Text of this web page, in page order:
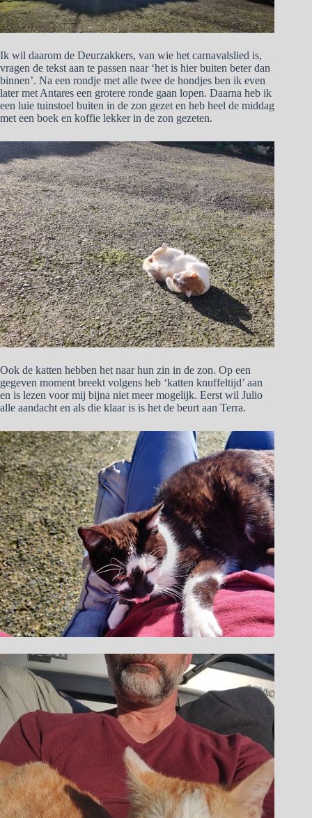
Ik wil daarom de Deurzakkers, van wie het carnavalslied is,
vragen de tekst aan te passen naar ‘het is hier buiten beter dan
binnen’. Na een rondje met alle twee de hondjes ben ik even
later met Antares een grotere ronde gaan lopen. Daarna heb ik
een luie tuinstoel buiten in de zon gezet en heb heel de middag
met een boek en koffie lekker in de zon gezeten.
Ook de katten hebben het naar hun zin in de zon. Op een
gegeven moment breekt volgens heb ‘katten knuffeltijd’ aan
en is lezen voor mij bijna niet meer mogelijk. Eerst wil Julio
alle aandacht en als die klaar is is het de beurt aan Terra.